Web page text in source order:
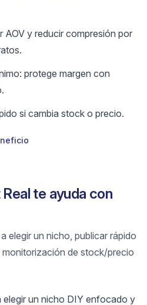
AOV y reducir compresión por
protege margen con
si cambia stock o precio.
te ayuda con
elegir un nicho, publicar rápido
de stock/precio
elegir un nicho DIY enfocado y